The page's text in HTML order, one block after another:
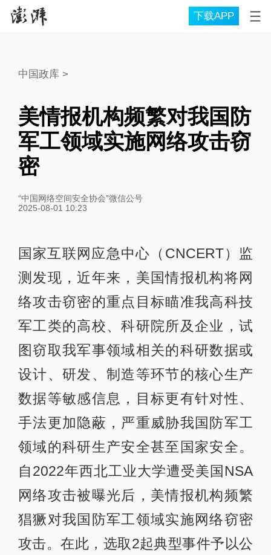
下载APP
中国政库 >
美情报机构频繁对我国防
军工领域实施网络攻击窃
密
“中国网络空间安全协会”微信公号
2025-08-01 10:23
国家互联网应急中心（CNCERT）监
测发现，近年来，美国情报机构将网
络攻击窃密的重点目标瞄准我高科技
军工类的高校、科研院所及企业，试
图窃取我军事领域相关的科研数据或
设计、研发、制造等环节的核心生产
数据等敏感信息，目标更有针对性、
手法更加隐蔽，严重威胁我国防军工
领域的科研生产安全甚至国家安全。
自2022年西北工业大学遭受美国NSA
网络攻击被曝光后，美情报机构频繁
猖獗对我国防军工领域实施网络窃密
攻击。在此，选取2起典型事件予以公